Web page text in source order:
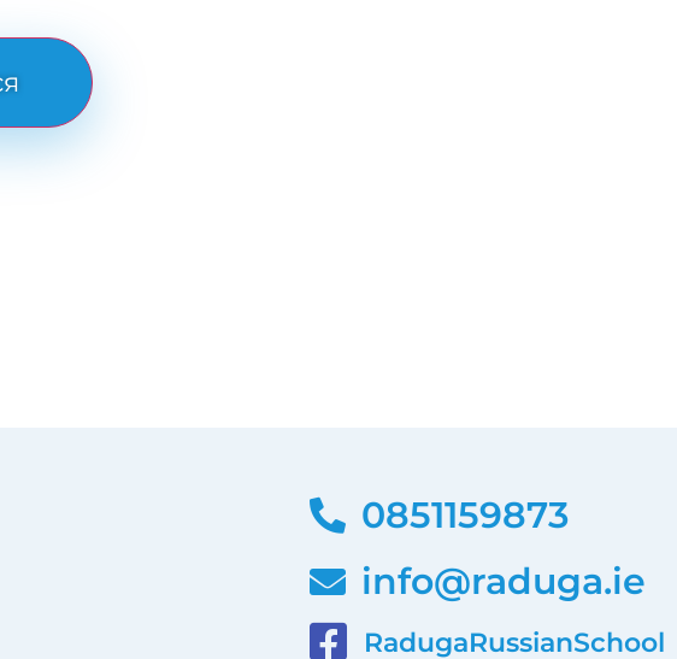
0851159873
info@raduga.ie
RadugaRussianSchool